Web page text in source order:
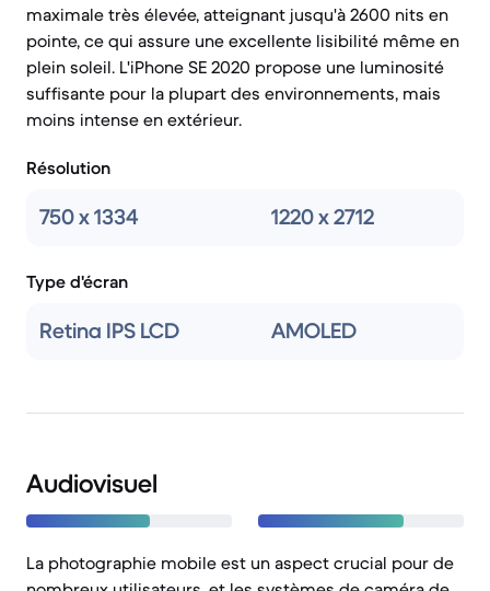
maximale très élevée, atteignant jusqu'à 2600 nits en
pointe, ce qui assure une excellente lisibilité même en
plein soleil. L'iPhone SE 2020 propose une luminosité
suffisante pour la plupart des environnements, mais
moins intense en extérieur.
Résolution
750 x 1334 1220 x 2712
Type d'écran
Retina IPS LCD AMOLED
Audiovisuel
La photographie mobile est un aspect crucial pour de